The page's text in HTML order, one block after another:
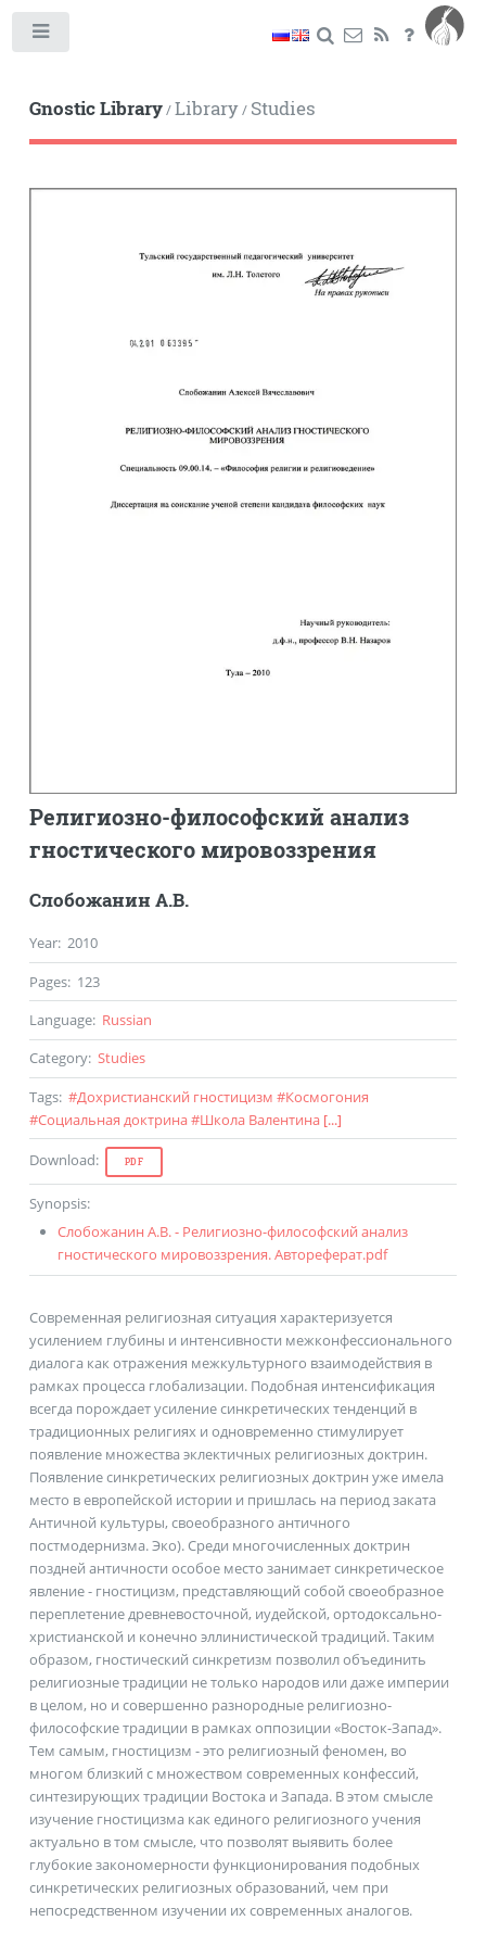
Gnostic Library/Library/ Studies
Религиозно-философский анализ
гностического мировоззрения
Слобожанин А.В.
Year: 2010
Pages: 123
Language: Russian
Category: Studies
Tags: #Дохристианский гностицизм #Космогония
#Социальная доктрина#Школа Валентина [...]
Download: PDF
Synopsis:
Слобожанин А.В. - Религиозно-философский анализ
гностического мировоззрения. Автореферат.pdf
Современная религиозная ситуация характеризуется
усилением глубины и интенсивности межконфессионального
диалога как отражения межкультурного взаимодействия в
рамках процесса глобализации. Подобная интенсификация
всегда порождает усиление синкретических тенденций в
традиционных религиях и одновременно стимулирует
появление множества эклектичных религиозных доктрин.
Появление синкретических религиозных доктрин уже имела
место в европейской истории и пришлась на период заката
Античной культуры, своеобразного античного
постмодернизма. Эко). Среди многочисленных доктрин
поздней античности особое место занимает синкретическое
явление - гностицизм, представляющий собой своеобразное
переплетение древневосточной, иудейской, ортодоксально-
христианской и конечно эллинистической традиций. Таким
образом, гностический синкретизм позволил объединить
религиозные традиции не только народов или даже империи
в целом, но и совершенно разнородные религиозно-
философские традиции в рамках оппозиции «Восток-Запад».
Тем самым, гностицизм - это религиозный феномен, во
многом близкий с множеством современных конфессий,
синтезирующих традиции Востока и Запада. В этом смысле
изучение гностицизма как единого религиозного учения
актуально в том смысле, что позволят выявить более
глубокие закономерности функционирования подобных
синкретических религиозных образований, чем при
непосредственном изучении их современных аналогов.